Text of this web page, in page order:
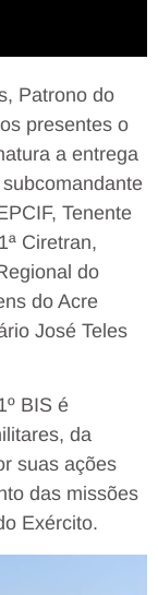
Patrono do
presentes o
a entrega
Tenente
Ciretran,
do
do Acre
José Teles
BIS é
da
suas ações
das missões
Exército.